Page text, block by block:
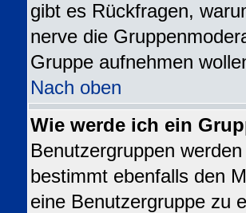
gibt es Rückfragen,
nerve die
Gruppe aufnehmen
Nach oben
Wie werde ich ein
Benutzergruppen
bestimmt ebenfalls den
eine Benutzergruppe zu